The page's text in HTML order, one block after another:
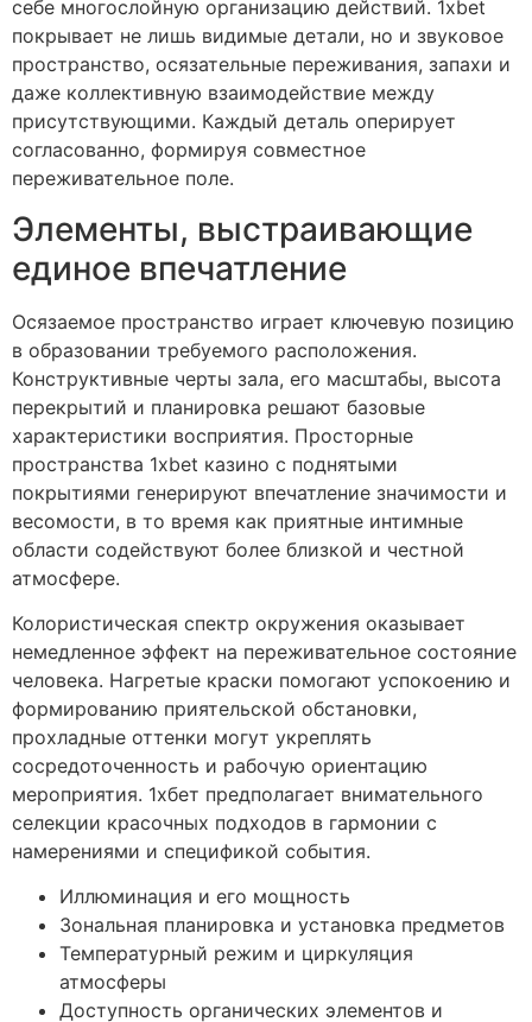
себе многослойную организацию действий. 1xbet
покрывает не лишь видимые детали, но и звуковое
пространство, осязательные переживания, запахи и
даже коллективную взаимодействие между
присутствующими. Каждый деталь оперирует
согласованно, формируя совместное
переживательное поле.
Элементы, выстраивающие
единое впечатление
Осязаемое пространство играет ключевую позицию
в образовании требуемого расположения.
Конструктивные черты зала, его масштабы, высота
перекрытий и планировка решают базовые
характеристики восприятия. Просторные
пространства 1xbet казино с поднятыми
покрытиями генерируют впечатление значимости и
весомости, в то время как приятные интимные
области содействуют более близкой и честной
атмосфере.
Колористическая спектр окружения оказывает
немедленное эффект на переживательное состояние
человека. Нагретые краски помогают успокоению и
формированию приятельской обстановки,
прохладные оттенки могут укреплять
сосредоточенность и рабочую ориентацию
мероприятия. 1хбет предполагает внимательного
селекции красочных подходов в гармонии с
намерениями и спецификой события.
Иллюминация и его мощность
Зональная планировка и установка предметов
Температурный режим и циркуляция
атмосферы
Доступность органических элементов и